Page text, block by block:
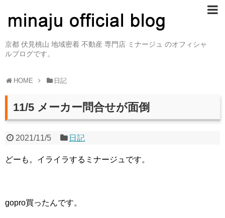
京都 伏見桃山 地域密着 不動産 専門店 ミナージュ のオフィシャ
ルブログです。
HOME 日記
11/5 メーカー問合せが面倒
2021/11/5 日記
どーも。イライラするミナージュです。
gopro買ったんです。